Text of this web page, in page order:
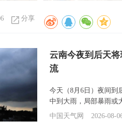
分享
云南今夜到后天
流
今天（8月6日）夜间到
中到大雨，局部暴雨或
中国天气网
2026-08-